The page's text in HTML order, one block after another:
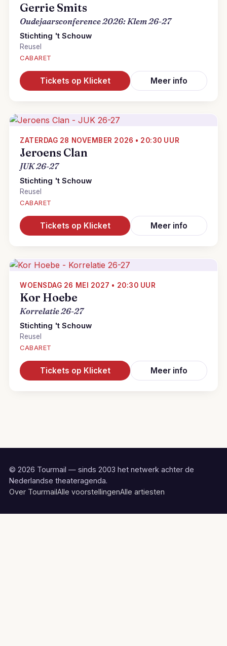
Gerrie Smits
Oudejaarsconference 2026: Klem 26-27
Stichting 't Schouw
Reusel
CABARET
Tickets op Klicket Meer info
ZATERDAG 28 NOVEMBER 2026 • 20:30 UUR
Jeroens Clan
JUK 26-27
Stichting 't Schouw
Reusel
CABARET
Tickets op Klicket Meer info
WOENSDAG 26 MEI 2027 • 20:30 UUR
Kor Hoebe
Korrelatie 26-27
Stichting 't Schouw
Reusel
CABARET
Tickets op Klicket Meer info
© 2026 Tourmail — sinds 2003 het netwerk achter de
Nederlandse theateragenda.
Over TourmailAlle voorstellingenAlle artiesten